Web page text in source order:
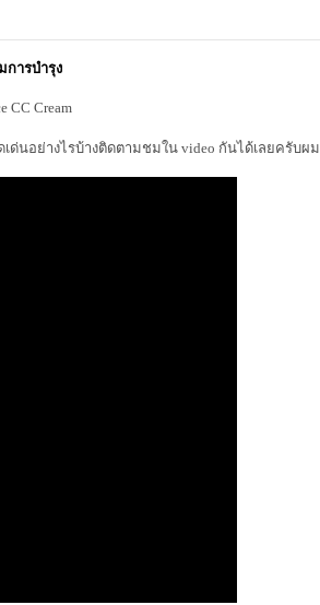
การบำรุง
CC Cream
ด่นอย่างไรบ้างติดตามชมใน video กันได้เลยครับผม